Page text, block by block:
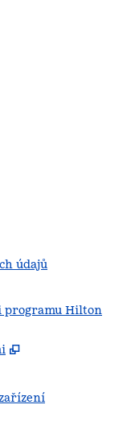
údajů
programu Hilton
,